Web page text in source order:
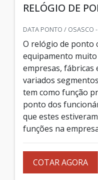
RELÓGIO DE
DATA PONTO / OSASCO
O relógio de ponto
equipamento
empresas, fábricas
variados
tem como função
ponto dos
que estes
funções na
COTAR AGORA